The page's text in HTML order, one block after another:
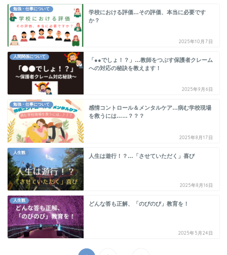
勉強・仕事について
学校における評価…その評価、本当に必要です
か？
2025年10月7日
人間関係について
「●●でしょ！？」…教師をつぶす保護者クレーム
への対応の秘訣を教えます！
2025年9月6日
勉強・仕事について
感情コントロール＆メンタルケア…病む学校現場
を救うには……？？？
2025年8月17日
人生観
人生は遊行！？…「させていただく」喜び
2025年8月16日
人生観
どんな答も正解、「のびのび」教育を！
2025年5月24日